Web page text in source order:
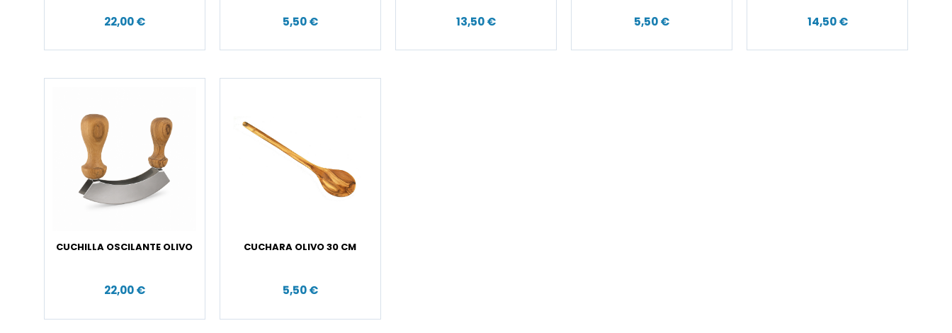
22,00 € 5,50 € 13,50 € 5,50 € 14,50 €
CUCHILLA OSCILANTE OLIVO
22,00 €
CUCHARA OLIVO 30 CM
5,50 €